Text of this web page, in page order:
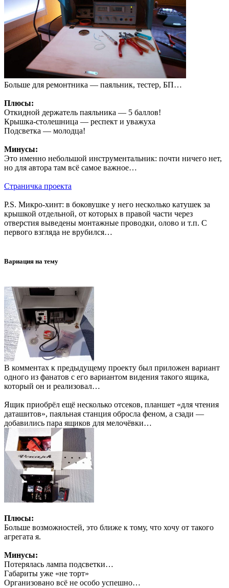
Больше для ремонтника — паяльник, тестер, БП…
Плюсы:
Откидной держатель паяльника — 5 баллов!
Крышка-столешница — респект и уважуха
Подсветка — молодца!
Минусы:
Это именно небольшой инструментальник: почти ничего нет,
но для автора там всё самое важное…
Страничка проекта
P.S. Микро-хинт: в боковушке у него несколько катушек за
крышкой отдельной, от которых в правой части через
отверстия выведены монтажные проводки, олово и т.п. С
первого взгляда не врубился…
Вариация на тему
В комментах к предыдущему проекту был приложен вариант
одного из фанатов с его вариантом видения такого ящика,
который он и реализовал…
Ящик приобрёл ещё несколько отсеков, планшет «для чтения
даташитов», паяльная станция обросла феном, а сзади —
добавились пара ящиков для мелочёвки…
Плюсы:
Больше возможностей, это ближе к тому, что хочу от такого
агрегата я.
Минусы:
Потерялась лампа подсветки…
Габариты уже «не торт»
Организовано всё не особо успешно…